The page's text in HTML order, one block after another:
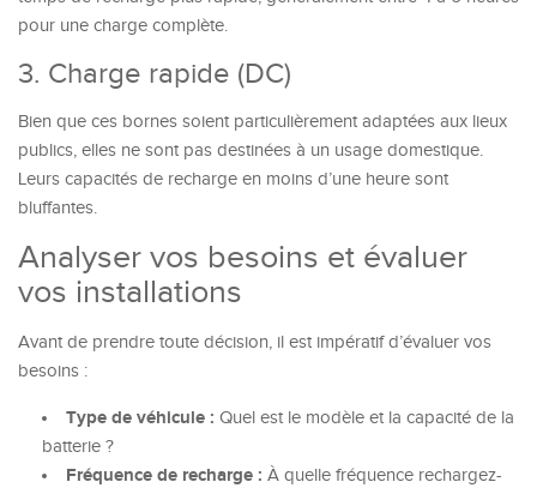
pour une charge complète.
3. Charge rapide (DC)
Bien que ces bornes soient particulièrement adaptées aux lieux
publics, elles ne sont pas destinées à un usage domestique.
Leurs capacités de recharge en moins d’une heure sont
bluffantes.
Analyser vos besoins et évaluer
vos installations
Avant de prendre toute décision, il est impératif d’évaluer vos
besoins :
Type de véhicule : Quel est le modèle et la capacité de la
batterie ?
Fréquence de recharge : À quelle fréquence rechargez-